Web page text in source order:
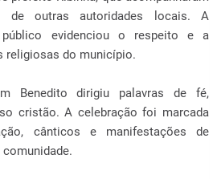
de outras autoridades locais. A
evidenciou o respeito e a
religiosas do município.
Benedito dirigiu palavras de fé,
cristão. A celebração foi marcada
cânticos e manifestações de